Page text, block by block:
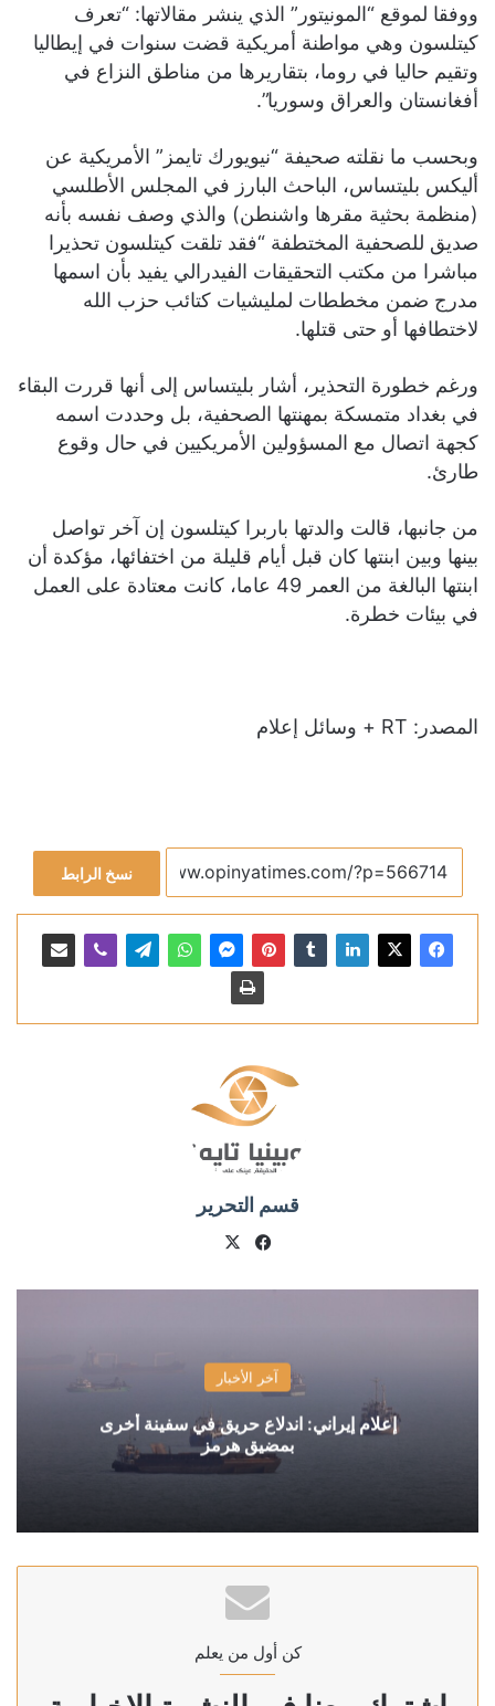
ووفقا لموقع “المونيتور” الذي ينشر مقالاتها: “تعرف
كيتلسون وهي مواطنة أمريكية قضت سنوات في إيطاليا
وتقيم حاليا في روما، بتقاريرها من مناطق النزاع في
أفغانستان والعراق وسوريا”.
وبحسب ما نقلته صحيفة “نيويورك تايمز” الأمريكية عن
أليكس بليتساس، الباحث البارز في المجلس الأطلسي
(منظمة بحثية مقرها واشنطن) والذي وصف نفسه بأنه
صديق للصحفية المختطفة “فقد تلقت كيتلسون تحذيرا
مباشرا من مكتب التحقيقات الفيدرالي يفيد بأن اسمها
مدرج ضمن مخططات لمليشيات كتائب حزب الله
لاختطافها أو حتى قتلها.
ورغم خطورة التحذير، أشار بليتساس إلى أنها قررت البقاء
في بغداد متمسكة بمهنتها الصحفية، بل وحددت اسمه
كجهة اتصال مع المسؤولين الأمريكيين في حال وقوع
طارئ.
من جانبها، قالت والدتها باربرا كيتلسون إن آخر تواصل
بينها وبين ابنتها كان قبل أيام قليلة من اختفائها، مؤكدة أن
ابنتها البالغة من العمر 49 عاما، كانت معتادة على العمل
في بيئات خطرة.
المصدر: RT + وسائل إعلام
نسخ الرابط
قسم التحرير
فيسبوك
آخر الأخبار
إعلام إيراني: اندلاع حريق في سفينة أخرى
بمضيق هرمز
كن أول من يعلم